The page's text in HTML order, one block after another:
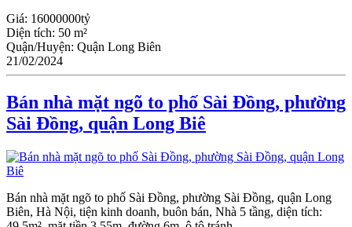
Giá: 16000000tỷ
Diện tích: 50 m²
Quận/Huyện: Quận Long Biên
21/02/2024
Bán nhà mặt ngõ to phố Sài Đồng, phường
Sài Đồng, quận Long Biê
Bán nhà mặt ngõ to phố Sài Đồng, phường Sài Đồng, quận Long
Biên, Hà Nội, tiện kinh doanh, buôn bán, Nhà 5 tầng, diện tích: